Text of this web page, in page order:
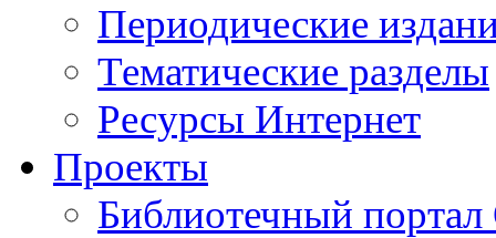
Периодические
Тематические разделы
Ресурсы Интернет
Проекты
Библиотечный портал